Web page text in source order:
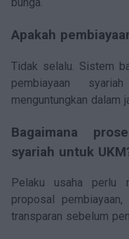
Apakah
Tidak selalu. Sistem
pembiayaan
menguntungkan dalam
Bagaimana
syariah untuk
Pelaku usaha perlu
proposal
transparan sebelum